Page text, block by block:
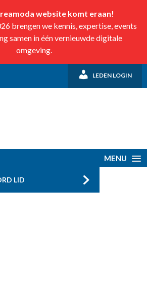
website komt eraan!
brengen we kennis, expertise, events
samen in één vernieuwde digitale
omgeving.
LEDEN LOGIN
MENU
LID